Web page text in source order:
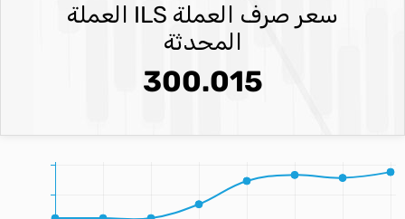
سعر صرف العملة ILS العملة
المحدثة
300.015